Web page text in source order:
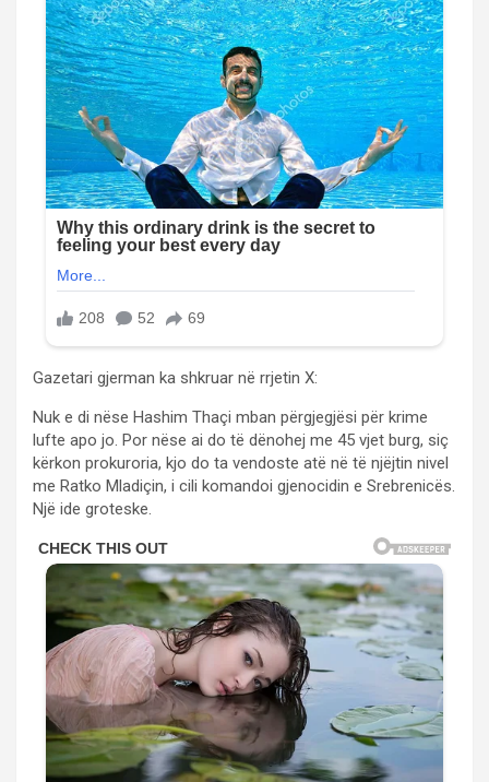
Gazetari gjerman ka shkruar në rrjetin X:
Nuk e di nëse Hashim Thaçi mban përgjegjësi për krime
lufte apo jo. Por nëse ai do të dënohej me 45 vjet burg, siç
kërkon prokuroria, kjo do ta vendoste atë në të njëjtin nivel
me Ratko Mladiçin, i cili komandoi gjenocidin e Srebrenicës.
Një ide groteske.